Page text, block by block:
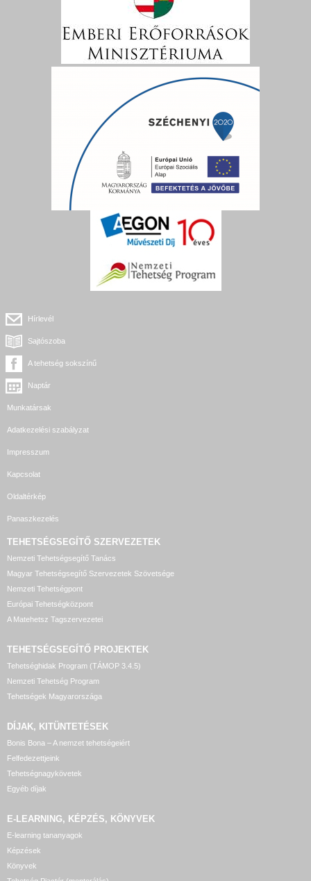
Hírlevél
Sajtószoba
A tehetség sokszínű
Naptár
Munkatársak
Adatkezelési szabályzat
Impresszum
Kapcsolat
Oldaltérkép
Panaszkezelés
TEHETSÉGSEGÍTŐ SZERVEZETEK
Nemzeti Tehetségsegítő Tanács
Magyar Tehetségsegítő Szervezetek Szövetsége
Nemzeti Tehetségpont
Európai Tehetségközpont
A Matehetsz Tagszervezetei
TEHETSÉGSEGÍTŐ PROJEKTEK
Tehetséghidak Program (TÁMOP 3.4.5)
Nemzeti Tehetség Program
Tehetségek Magyarországa
DÍJAK, KITÜNTETÉSEK
Bonis Bona – A nemzet tehetségeiért
Felfedezettjeink
Tehetségnagykövetek
Egyéb díjak
E-LEARNING, KÉPZÉS, KÖNYVEK
E-learning tananyagok
Képzések
Könyvek